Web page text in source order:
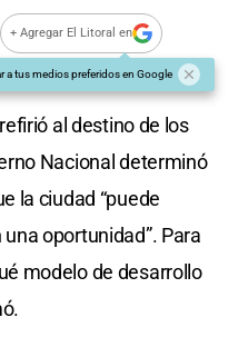
+ Agregar El Litoral en
a tus medios preferidos en Google
al destino de los
Nacional determinó
la ciudad “puede
oportunidad”. Para
modelo de desarrollo